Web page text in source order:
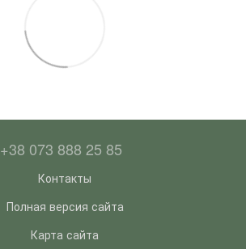
+38 073 888 25 85
Контакты
Полная версия сайта
Карта сайта